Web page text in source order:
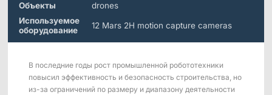
Приложения
Виртуальная реальность
Развлечения
Hybrid
Программное Синхронизировать
Аксессуары
Объекты
drones
Используемое
оборудование
12 Mars 2H motion capture cameras
В последние годы рост промышленной робототехники
повысил эффективность и безопасность строительства, но
из-за ограничений по размеру и диапазону деятельности